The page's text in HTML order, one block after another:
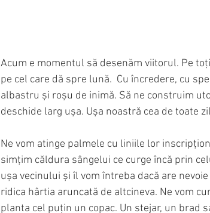
Acum e momentul să desenăm viitorul. Pe
pe cel care dă spre lună.  Cu încredere, cu
albastru și roșu de inimă. Să ne construim
deschide larg ușa. Ușa noastră cea de toate
Ne vom atinge palmele cu liniile lor
simțim căldura sângelui ce curge încă prin
ușa vecinului și îl vom întreba dacă are
ridica hârtia aruncată de altcineva. Ne vom
planta cel puțin un copac. Un stejar, un brad